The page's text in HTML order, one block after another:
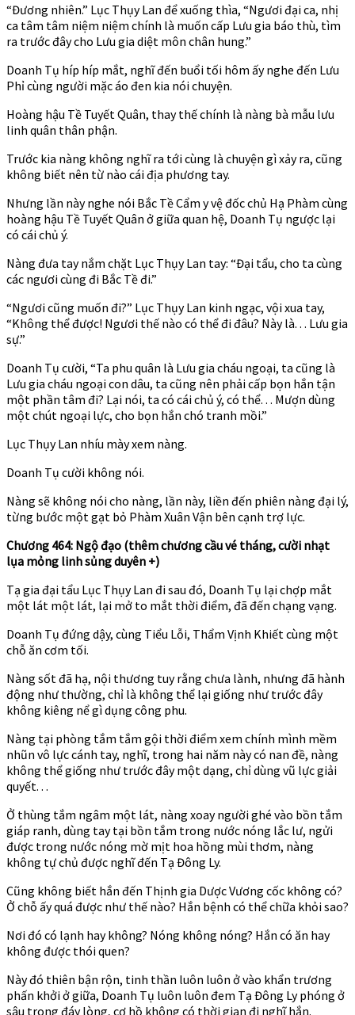
“Đương nhiên.” Lục Thụy Lan để xuống thìa, “Ngươi đại ca, nhị
ca tâm tâm niệm niệm chính là muốn cấp Lưu gia báo thù, tìm
ra trước đây cho Lưu gia diệt môn chân hung.”
Doanh Tụ híp híp mắt, nghĩ đến buổi tối hôm ấy nghe đến Lưu
Phỉ cùng người mặc áo đen kia nói chuyện.
Hoàng hậu Tề Tuyết Quân, thay thế chính là nàng bà mẫu lưu
linh quân thân phận.
Trước kia nàng không nghĩ ra tới cùng là chuyện gì xảy ra, cũng
không biết nên từ nào cái địa phương tay.
Nhưng lần này nghe nói Bắc Tề Cẩm y vệ đốc chủ Hạ Phàm cùng
hoàng hậu Tề Tuyết Quân ở giữa quan hệ, Doanh Tụ ngược lại
có cái chủ ý.
Nàng đưa tay nắm chặt Lục Thụy Lan tay: “Đại tẩu, cho ta cùng
các ngươi cùng đi Bắc Tề đi.”
“Ngươi cũng muốn đi?” Lục Thụy Lan kinh ngạc, vội xua tay,
“Không thể được! Ngươi thế nào có thể đi đâu? Này là. . . Lưu gia
sự.”
Doanh Tụ cười, “Ta phu quân là Lưu gia cháu ngoại, ta cũng là
Lưu gia cháu ngoại con dâu, ta cũng nên phải cấp bọn hắn tận
một phần tâm đi? Lại nói, ta có cái chủ ý, có thể. . . Mượn dùng
một chút ngoại lực, cho bọn hắn chó tranh mồi.”
Lục Thụy Lan nhíu mày xem nàng.
Doanh Tụ cười không nói.
Nàng sẽ không nói cho nàng, lần này, liền đến phiên nàng đại lý,
từng bước một gạt bỏ Phàm Xuân Vận bên cạnh trợ lực.
Chương 464: Ngộ đạo (thêm chương cầu vé tháng, cười nhạt
lụa mỏng linh sủng duyên +)
Tạ gia đại tẩu Lục Thụy Lan đi sau đó, Doanh Tụ lại chợp mắt
một lát một lát, lại mở to mắt thời điểm, đã đến chạng vạng.
Doanh Tụ đứng dậy, cùng Tiểu Lỗi, Thẩm Vịnh Khiết cùng một
chỗ ăn cơm tối.
Nàng sốt đã hạ, nội thương tuy rằng chưa lành, nhưng đã hành
động như thường, chỉ là không thể lại giống như trước đây
không kiêng nể gì dụng công phu.
Nàng tại phòng tắm tắm gội thời điểm xem chính mình mềm
nhũn vô lực cánh tay, nghĩ, trong hai năm này có nan đề, nàng
không thể giống như trước đây một dạng, chỉ dùng vũ lực giải
quyết. . .
Ở thùng tắm ngâm một lát, nàng xoay người ghé vào bồn tắm
giáp ranh, dùng tay tại bồn tắm trong nước nóng lắc lư, ngửi
được trong nước nóng mờ mịt hoa hồng mùi thơm, nàng
không tự chủ được nghĩ đến Tạ Đông Ly.
Cũng không biết hắn đến Thịnh gia Dược Vương cốc không có?
Ở chỗ ấy quá được như thế nào? Hắn bệnh có thể chữa khỏi sao?
Nơi đó có lạnh hay không? Nóng không nóng? Hắn có ăn hay
không được thói quen?
Này đó thiên bận rộn, tinh thần luôn luôn ở vào khẩn trương
phấn khởi ở giữa, Doanh Tụ luôn luôn đem Tạ Đông Ly phóng ở
sâu trong đáy lòng, cơ hồ không có thời gian đi nghĩ hắn.